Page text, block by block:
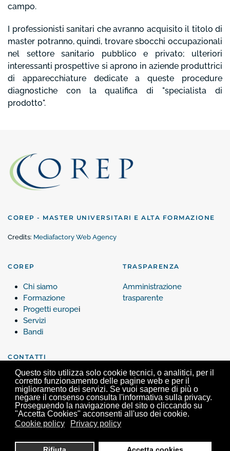
Questo sito utilizza solo cookie tecnici, o analitici, per il
corretto funzionamento delle pagine web e per il
miglioramento dei servizi. Se vuoi saperne di più o
negare il consenso consulta l'informativa sulla privacy.
Proseguendo la navigazione del sito o cliccando su
"Accetta Cookies" acconsenti all'uso dei cookie.
Cookie policy
Privacy policy
campo.
I professionisti sanitari che avranno acquisito il titolo di
master potranno, quindi, trovare sbocchi occupazionali
nel settore sanitario pubblico e privato; ulteriori
interessanti prospettive si aprono in aziende produttrici
di apparecchiature dedicate a queste procedure
diagnostiche con la qualifica di "specialista di
prodotto".
COREP - MASTER UNIVERSITARI E ALTA FORMAZIONE
Credits: Mediafactory Web Agency
COREP
Chi siamo
Formazione
Progetti europei
Servizi
Bandi
TRASPARENZA
Amministrazione
trasparente
CONTATTI
Contattaci
Corep, Via Verdi 25 - 10124 Torino - Tel. +39 011 63.99.200 -